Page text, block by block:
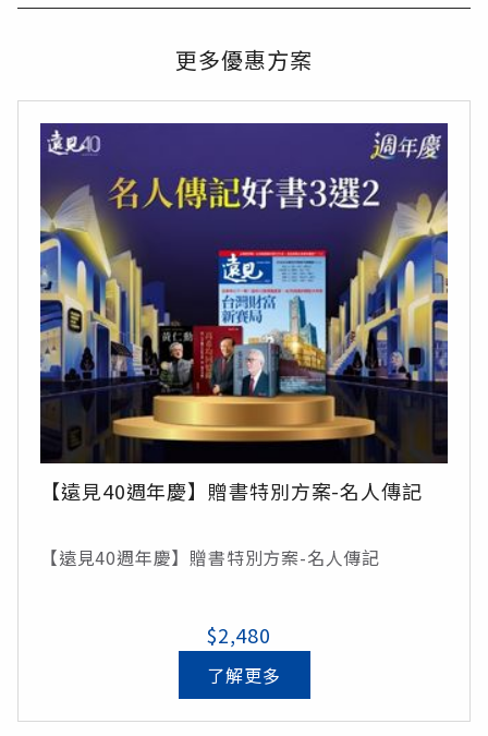
更多優惠方案
【遠見40週年慶】贈書特別方案-名人傳記
【遠見40週年慶】贈書特別方案-名人傳記
$2,480
了解更多